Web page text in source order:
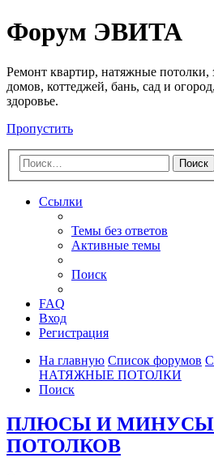
Регистрация
Форум ЭВИТА
Ремонт квартир, натяжные потолки,
домов, коттеджей, бань, сад и
здоровье.
Пропустить
Поиск
Ссылки
Темы без ответов
Активные темы
Поиск
FAQ
Вход
Регистрация
На главную Список форумов
НАТЯЖНЫЕ ПОТОЛКИ
Поиск
ПЛЮСЫ И
ПОТОЛКОВ